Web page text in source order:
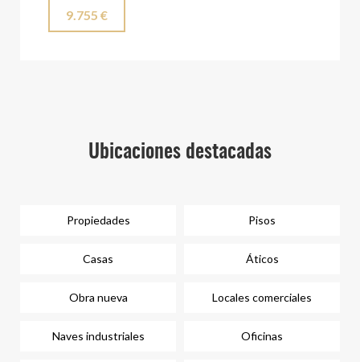
9.755 €
Ubicaciones destacadas
Propiedades Pisos
Casas Áticos
Obra nueva Locales comerciales
Naves industriales Oficinas